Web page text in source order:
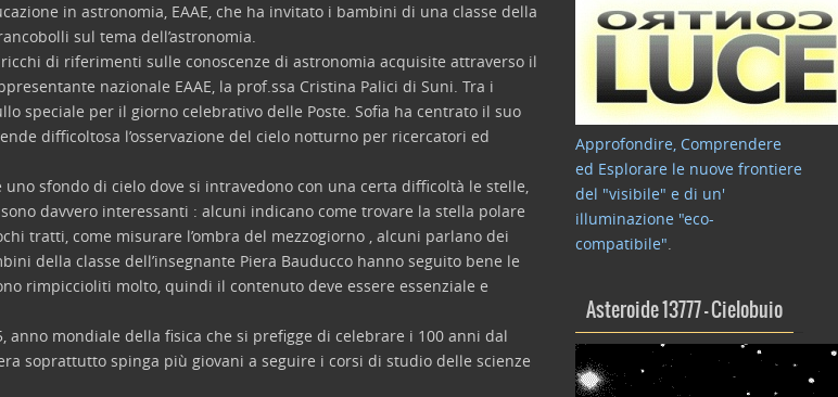
in astronomia, EAAE, che ha invitato i bambini di una classe della
sul tema dell’astronomia.
di riferimenti sulle conoscenze di astronomia acquisite attraverso il
nazionale EAAE, la prof.ssa Cristina Palici di Suni. Tra i
speciale per il giorno celebrativo delle Poste. Sofia ha centrato il suo
difficoltosa l’osservazione del cielo notturno per ricercatori ed
sfondo di cielo dove si intravedono con una certa difficoltà le stelle,
davvero interessanti : alcuni indicano come trovare la stella polare
tratti, come misurare l’ombra del mezzogiorno , alcuni parlano dei
della classe dell’insegnante Piera Bauducco hanno seguito bene le
rimpiccioliti molto, quindi il contenuto deve essere essenziale e
mondiale della fisica che si prefigge di celebrare i 100 anni dal
soprattutto spinga più giovani a seguire i corsi di studio delle scienze
Approfondire, Comprendere
ed Esplorare le nuove frontiere
del "visibile" e di un'
illuminazione "eco-
compatibile".
Asteroide 13777 – Cielobuio